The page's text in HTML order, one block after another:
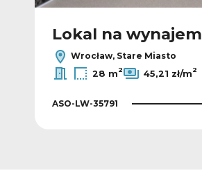
Lokal na wynajem
Wrocław, Stare Miasto
28 m2 45,21 zł/m2
ASO-LW-35791